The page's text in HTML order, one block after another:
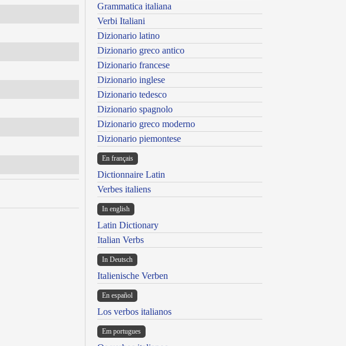
Grammatica italiana
Verbi Italiani
Dizionario latino
Dizionario greco antico
Dizionario francese
Dizionario inglese
Dizionario tedesco
Dizionario spagnolo
Dizionario greco moderno
Dizionario piemontese
En français
Dictionnaire Latin
Verbes italiens
In english
Latin Dictionary
Italian Verbs
In Deutsch
Italienische Verben
En español
Los verbos italianos
Em portugues